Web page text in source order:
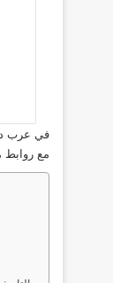
مع روابط